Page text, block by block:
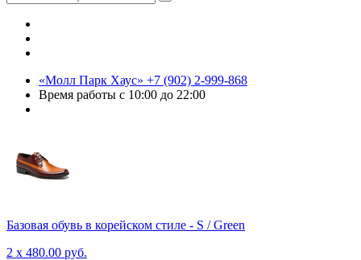
«Молл Парк Хаус» +7 (902) 2-999-868
Время работы с 10:00 до 22:00
Базовая обувь в корейском стиле - S / Green
2 x 480.00 руб.